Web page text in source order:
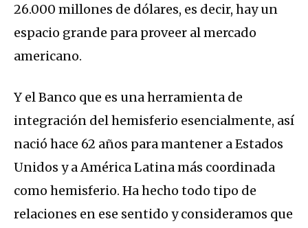
26.000 millones de dólares, es decir, hay un
espacio grande para proveer al mercado
americano.
Y el Banco que es una herramienta de
integración del hemisferio esencialmente, así
nació hace 62 años para mantener a Estados
Unidos y a América Latina más coordinada
como hemisferio. Ha hecho todo tipo de
relaciones en ese sentido y consideramos que